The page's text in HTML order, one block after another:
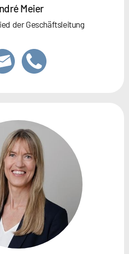
Meier
der Geschäftsleitung